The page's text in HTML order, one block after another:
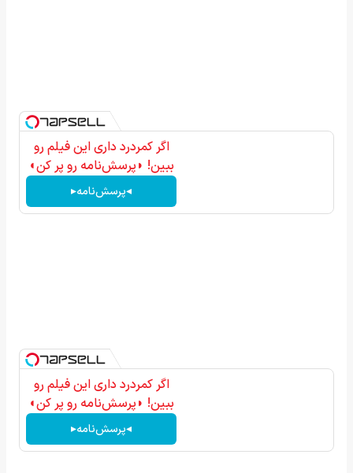
اگر کمردرد داری این فیلم رو
ببین! ◗پرسش‌نامه رو پر کن◖
◂پرسش‌نامه▸
اگر کمردرد داری این فیلم رو
ببین! ◗پرسش‌نامه رو پر کن◖
◂پرسش‌نامه▸